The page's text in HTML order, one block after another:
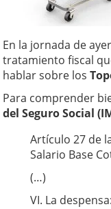
En la jornada de
tratamiento fiscal
hablar sobre los
Para comprender
del Seguro Social
Artículo 27 de
Salario Base
(…)
VI. La despensa: